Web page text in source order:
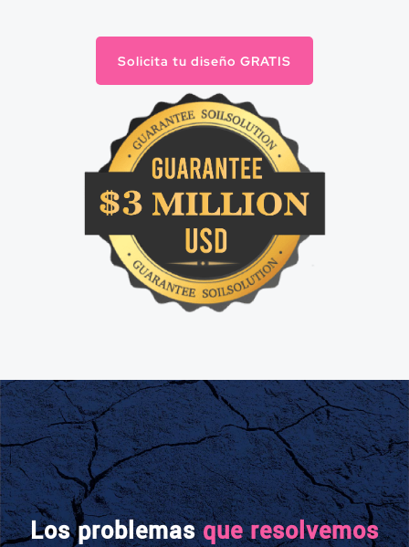
inclusiones rígidas, inyecciones,
cimentaciones profundas, ni
+40,000
Proyectos diseñados en todo el mundo
+13,000
Obras construidas con nuestros
sistemas en todo el mundo
Países donde tenemos presencia
+30 años
De metodología probada
Solicita tu diseño GRATIS
Los problemasque resolvemos